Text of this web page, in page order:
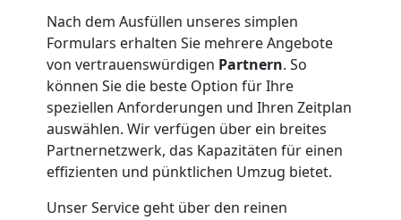
Nach dem Ausfüllen unseres simplen
Formulars erhalten Sie mehrere Angebote
von vertrauenswürdigen Partnern. So
können Sie die beste Option für Ihre
speziellen Anforderungen und Ihren Zeitplan
auswählen. Wir verfügen über ein breites
Partnernetzwerk, das Kapazitäten für einen
effizienten und pünktlichen Umzug bietet.
Unser Service geht über den reinen
Leonding
Klaviertransport
Leonding
Privatumzug